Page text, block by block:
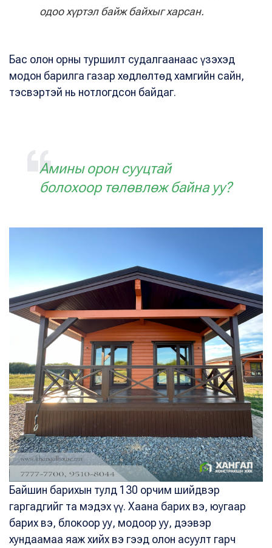
одоо хүртэл байж байхыг харсан.
Бас олон орны туршилт судалгаанаас үзэхэд
модон барилга газар хөдлөлтөд хамгийн сайн,
тэсвэртэй нь нотлогдсон байдаг.
Амины орон сууцтай
болохоор төлөвлөж байна уу?
Байшин барихын тулд 130 орчим шийдвэр
гаргадгийг та мэдэх үү. Хаана барих вэ, юугаар
барих вэ, блокоор уу, модоор уу, дээвэр
хундаамаа яаж хийх вэ гээд олон асуулт гарч